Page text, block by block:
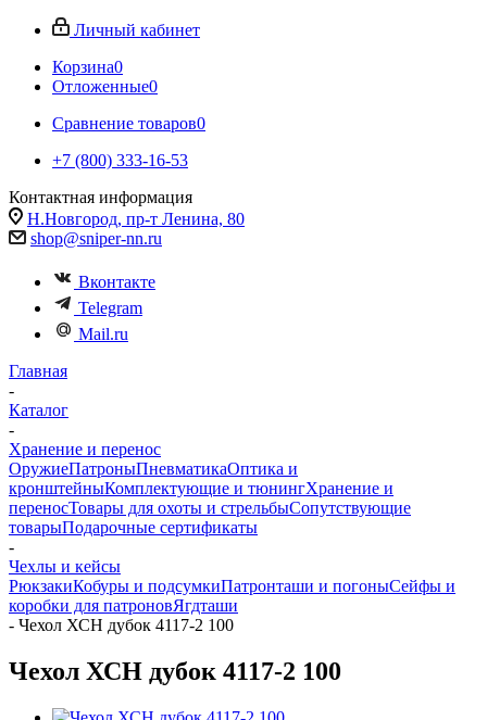
Личный кабинет
Корзина0
Отложенные0
Сравнение товаров0
+7 (800) 333-16-53
Контактная информация
Н.Новгород, пр-т Ленина, 80
shop@sniper-nn.ru
Вконтакте
Telegram
Mail.ru
Главная
-
Каталог
-
Хранение и перенос
ОружиеПатроныПневматикаОптика и
кронштейныКомплектующие и тюнингХранение и
переносТовары для охоты и стрельбыСопутствующие
товарыПодарочные сертификаты
-
Чехлы и кейсы
РюкзакиКобуры и подсумкиПатронташи и погоныСейфы и
коробки для патроновЯгдташи
- Чехол ХСН дубок 4117-2 100
Чехол ХСН дубок 4117-2 100